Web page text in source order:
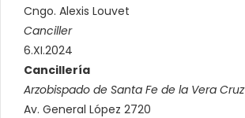
Cngo. Alexis Louvet
Canciller
6.XI.2024
Cancillería
Arzobispado de Santa Fe de la Vera Cruz
Av. General López 2720